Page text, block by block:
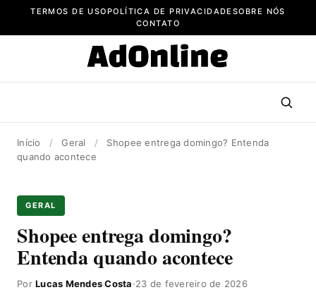
TERMOS DE USOPOLÍTICA DE PRIVACIDADE SOBRE NÓS
CONTATO
Início / Geral /
Shopee entrega domingo? Entenda
quando acontece
GERAL
Shopee entrega domingo?
Entenda quando acontece
PorLucas Mendes Costa·23 de fevereiro de 2026